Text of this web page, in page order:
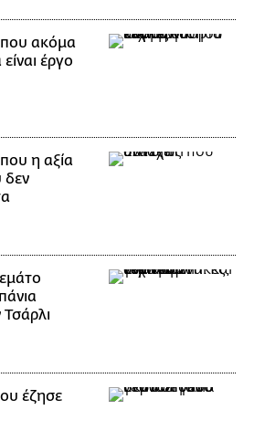
ακόμα
έργο
η αξία
δεν
Τσάρλι
έζησε